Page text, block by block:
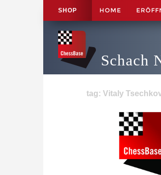
SHOP HOME
Schach
tag: Vitaly